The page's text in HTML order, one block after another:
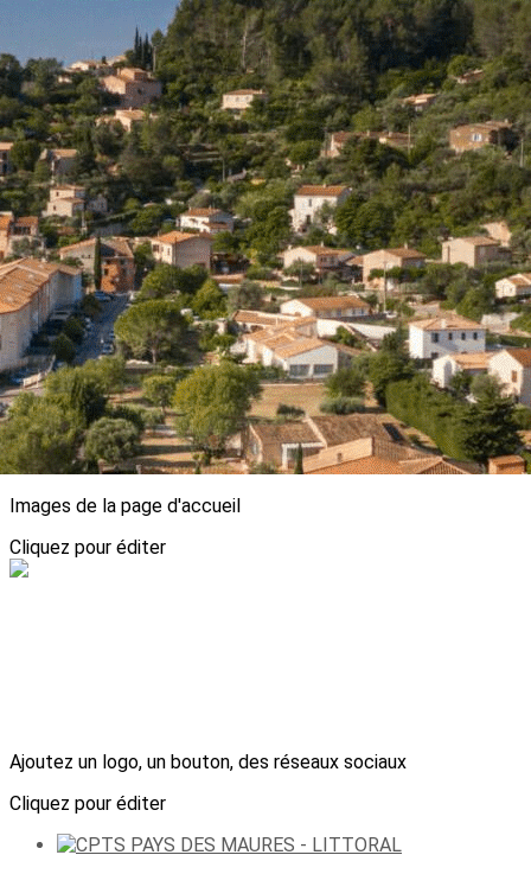
Exporter les lignes sélectionnées
Exporter toutes les colonnes
Exporter uniquement les colonnes affichées
Menu
<
>
Projet de Santé Pays de Maures Littoral
Accès aux soins
Accès direct orthophonistes et kinésithérapeutes
Parcours santé mentale
Parcours personne âgée
Prévention
Qualité et pertinence des soins
Accueillir de nouveaux professionnels de santé
Attractivité et accompagnement des professionnels
Gestion de crise
?>
Images de la page d'accueil
Cliquez pour éditer
Ajoutez un logo, un bouton, des réseaux sociaux
Cliquez pour éditer